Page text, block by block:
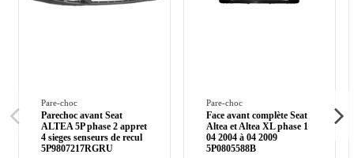
Pare-choc
Parechoc avant Seat
ALTEA 5P phase 2 appret
4 sieges senseurs de recul
5P9807217RGRU
Pare-choc
Face avant complète Seat
Altea et Altea XL phase 1
04 2004 à 04 2009
5P0805588B